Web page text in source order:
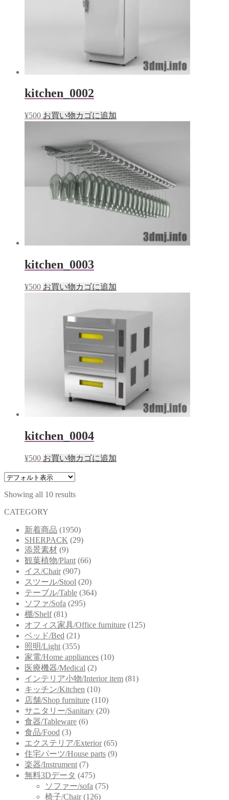
kitchen_0002
¥500 お買い物カゴに追加
kitchen_0003
¥500 お買い物カゴに追加
kitchen_0004
¥500 お買い物カゴに追加
Showing all 10 results
CATEGORY
新着商品 (1950)
SHERPACK (29)
添景素材 (9)
観葉植物/Plant (66)
イス/Chair (907)
スツール/Stool (20)
テーブル/Table (364)
ソファ/Sofa (295)
棚/Shelf (81)
オフィス家具/Office furniture (125)
ベッド/Bed (21)
照明/Light (355)
家電/Home appliances (10)
医療機器/Medical (2)
インテリア小物/Interior item (81)
キッチン/Kitchen (10)
店舗/Shop furniture (110)
サニタリー/Sanitary (20)
食器/Tableware (6)
食品/Food (3)
エクステリア/Exterior (65)
住宅パーツ/House parts (9)
楽器/Instrument (7)
無料3Dデータ (475)
ソファー/sofa (75)
椅子/Chair (126)